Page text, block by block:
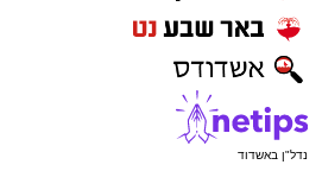
נדל"ן באשדוד